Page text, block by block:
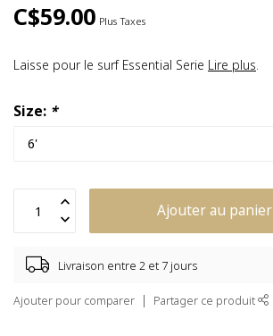
C$59.00 Plus Taxes
Laisse pour le surf Essential Serie Lire plus.
Size: *
Ajouter au panier
Livraison entre 2 et 7 jours
Ajouter pour comparer Partager ce produit